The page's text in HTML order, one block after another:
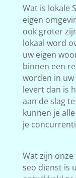
Wat is lokale
eigen
ook groter
lokaal word
uw eigen
binnen een
worden in uw
levert dan is
aan de slag
kunnen je
je
Wat zijn onze
seo dienst is